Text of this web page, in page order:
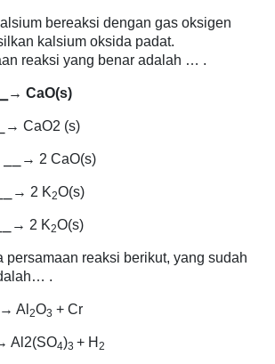
bereaksi dengan gas oksigen
kalsium oksida padat.
reaksi yang benar adalah … .
→ CaO(s)
→ CaO2 (s)
→ 2 CaO(s)
→ 2 K2O(s)
→ 2 K2O(s)
persamaan reaksi berikut, yang sudah
.
→ Al 2O3 + Cr
Al2(SO4)3 + H 2